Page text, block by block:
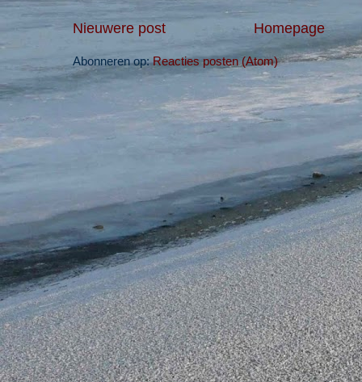
Nieuwere post Homepage
Abonneren op:Reacties posten (Atom)